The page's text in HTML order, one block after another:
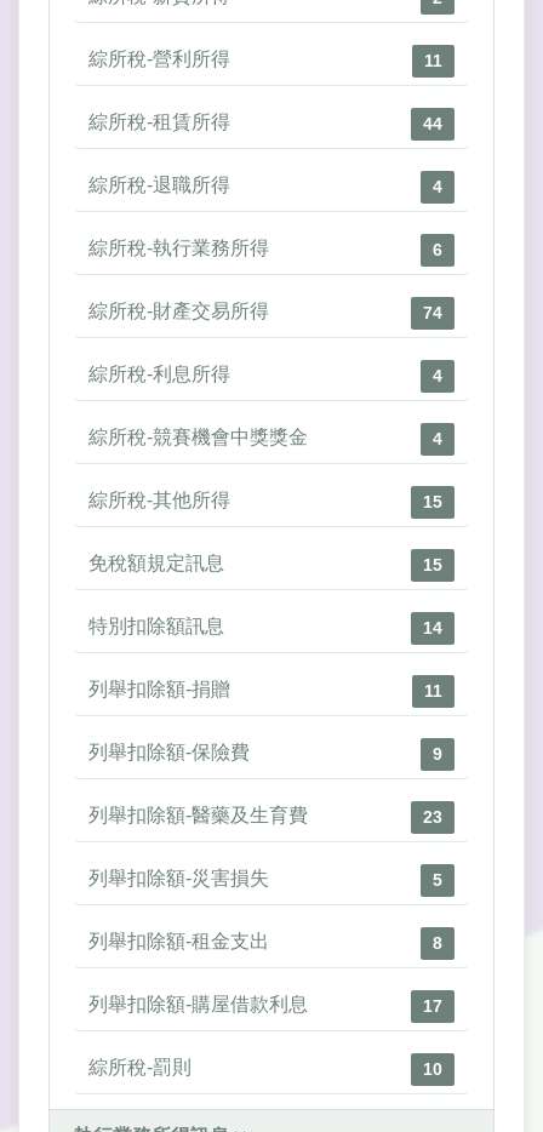
綜所稅-營利所得 11
綜所稅-租賃所得 44
綜所稅-退職所得 4
綜所稅-執行業務所得 6
綜所稅-財產交易所得 74
綜所稅-利息所得 4
綜所稅-競賽機會中獎獎金 4
綜所稅-其他所得 15
免稅額規定訊息 15
特別扣除額訊息 14
列舉扣除額-捐贈 11
列舉扣除額-保險費 9
列舉扣除額-醫藥及生育費 23
列舉扣除額-災害損失 5
列舉扣除額-租金支出 8
列舉扣除額-購屋借款利息 17
綜所稅-罰則 10